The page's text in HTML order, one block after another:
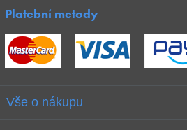
Platební metody
Vše o nákupu